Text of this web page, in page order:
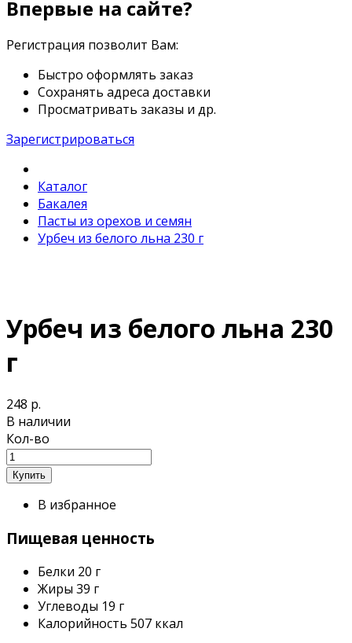
Впервые на сайте?
Регистрация позволит Вам:
Быстро оформлять заказ
Сохранять адреса доставки
Просматривать заказы и др.
Зарегистрироваться
Каталог
Бакалея
Пасты из орехов и семян
Урбеч из белого льна 230 г
Урбеч из белого льна 230
г
248 р.
В наличии
Кол-во
В избранное
Пищевая ценность
Белки 20 г
Жиры 39 г
Углеводы 19 г
Калорийность 507 ккал